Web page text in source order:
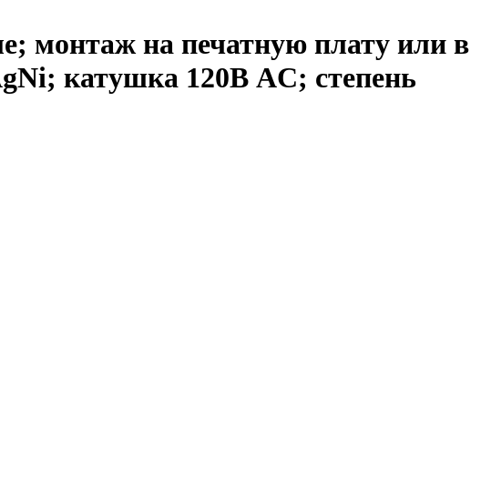
монтаж на печатную плату или в
катушка 120В AC; степень